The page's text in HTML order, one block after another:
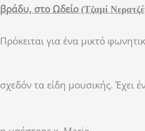
βράδυ, στο Ωδείο (Τζαμί
Πρόκειται για ένα μικτό
σχεδόν τα είδη μουσικής. Έχει